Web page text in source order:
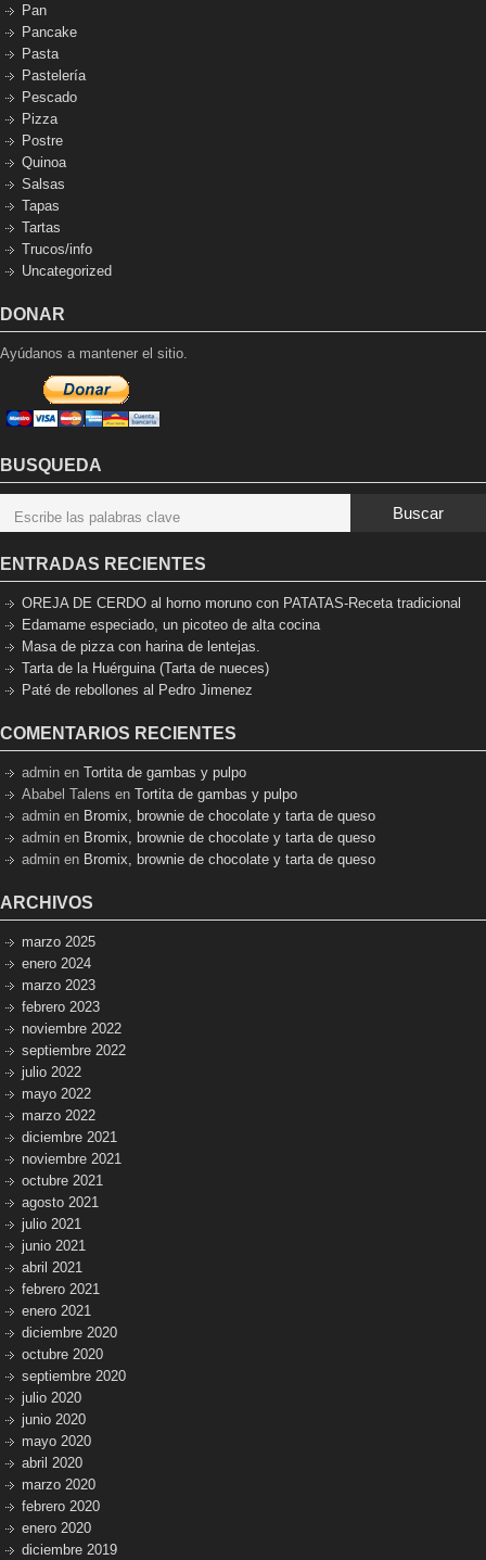
Pan
Pancake
Pasta
Pastelería
Pescado
Pizza
Postre
Quinoa
Salsas
Tapas
Tartas
Trucos/info
Uncategorized
DONAR
Ayúdanos a mantener el sitio.
BUSQUEDA
Buscar
ENTRADAS RECIENTES
OREJA DE CERDO al horno moruno con PATATAS-Receta tradicional
Edamame especiado, un picoteo de alta cocina
Masa de pizza con harina de lentejas.
Tarta de la Huérguina (Tarta de nueces)
Paté de rebollones al Pedro Jimenez
COMENTARIOS RECIENTES
admin en Tortita de gambas y pulpo
Ababel Talens en Tortita de gambas y pulpo
admin en Bromix, brownie de chocolate y tarta de queso
admin en Bromix, brownie de chocolate y tarta de queso
admin en Bromix, brownie de chocolate y tarta de queso
ARCHIVOS
marzo 2025
enero 2024
marzo 2023
febrero 2023
noviembre 2022
septiembre 2022
julio 2022
mayo 2022
marzo 2022
diciembre 2021
noviembre 2021
octubre 2021
agosto 2021
julio 2021
junio 2021
abril 2021
febrero 2021
enero 2021
diciembre 2020
octubre 2020
septiembre 2020
julio 2020
junio 2020
mayo 2020
abril 2020
marzo 2020
febrero 2020
enero 2020
diciembre 2019